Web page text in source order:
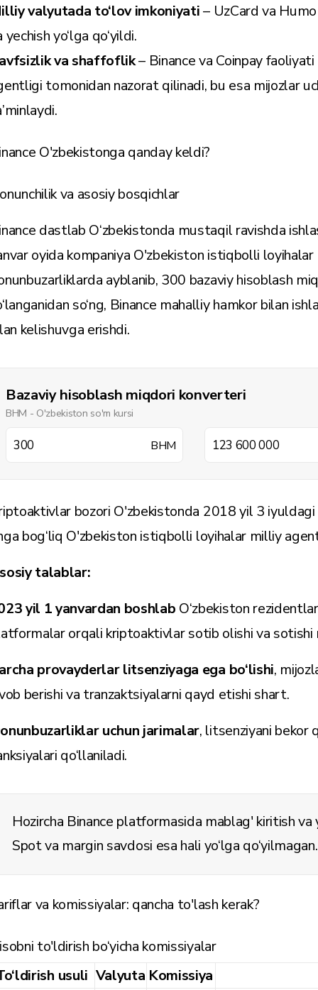
valyutada to‘lov imkoniyati– UzCard va Humo
yechish yo‘lga qo‘yildi.
va shaffoflik– Binance va Coinpay
tomonidan nazorat qilinadi, bu esa mijozlar
O'zbekistonga qanday keldi?
va asosiy bosqichlar
dastlab O‘zbekistonda mustaqil ravishda
oyida kompaniya O'zbekiston istiqbolli
ayblanib, 300 bazaviy hisoblash
so‘ng, Binance mahalliy hamkor bilan
kelishuvga erishdi.
Bazaviy hisoblash miqdori konverteri
BHM - O'zbekiston so'm kursi
BHM
bozori O'zbekistonda 2018 yil 3
bog‘liq O'zbekiston istiqbolli loyihalar milliy
talablar:
yil 1 yanvardan boshlab O‘zbekiston
orqali kriptoaktivlar sotib olishi va sotishi
provayderlar litsenziyaga ega bo‘lishi,
berishi va tranzaktsiyalarni qayd etishi shart.
uchun jarimalar, litsenziyani bekor
qo‘llaniladi.
Hozircha Binance platformasida mablag' kiritish
Spot va margin savdosi esa hali yo‘lga qo‘yilmagan.
va komissiyalar: qancha to'lash kerak?
to'ldirish bo‘yicha komissiyalar
usuli Valyuta Komissiya